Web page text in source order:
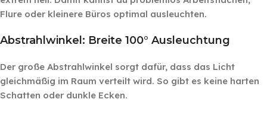
Flure oder kleinere Büros optimal ausleuchten.
Abstrahlwinkel: Breite 100° Ausleuchtung
Der große Abstrahlwinkel sorgt dafür, dass das Licht
gleichmäßig im Raum verteilt wird. So gibt es keine harten
Schatten oder dunkle Ecken.